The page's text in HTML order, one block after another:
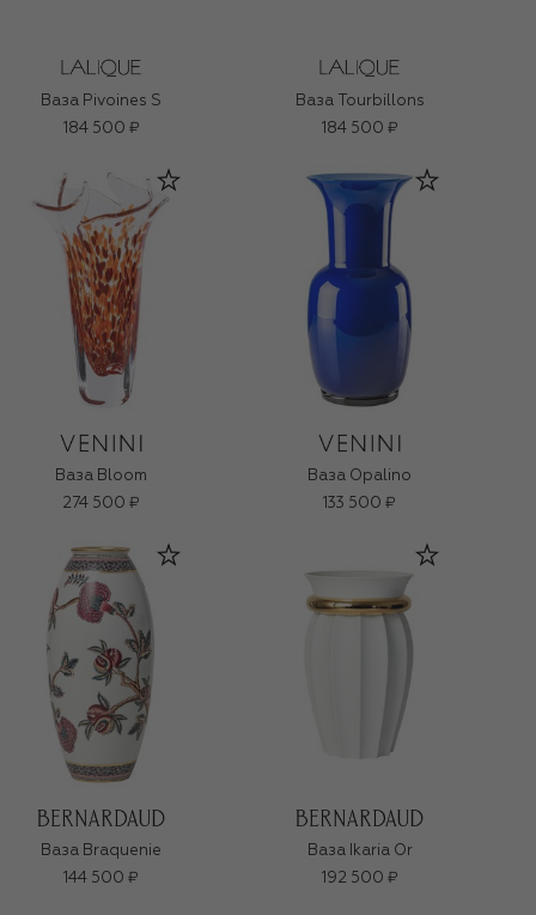
Ваза Pivoines S
184 500 ₽
Ваза Tourbillons
184 500 ₽
Ваза Bloom
274 500 ₽
Ваза Opalino
133 500 ₽
Ваза Braquenie
144 500 ₽
Ваза Ikaria Or
192 500 ₽